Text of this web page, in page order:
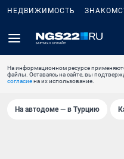
НЕДВИЖИМОСТЬ
На информационном ресурсе
файлы. Оставаясь на сайте, вы
согласиена их использование.
На автодоме — в Турцию